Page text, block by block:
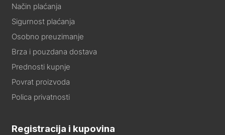
Način plaćanja
Sigurnost plaćanja
Osobno preuzimanje
Brza i pouzdana dostava
Prednosti kupnje
Povrat proizvoda
Polica privatnosti
Registracija i kupovina